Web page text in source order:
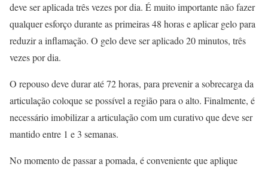
deve ser aplicada três vezes por dia. É muito importante não fazer
qualquer esforço durante as primeiras 48 horas e aplicar gelo para
reduzir a inflamação. O gelo deve ser aplicado 20 minutos, três
vezes por dia.
O repouso deve durar até 72 horas, para prevenir a sobrecarga da
articulação coloque se possível a região para o alto. Finalmente, é
necessário imobilizar a articulação com um curativo que deve ser
mantido entre 1 e 3 semanas.
No momento de passar a pomada, é conveniente que aplique